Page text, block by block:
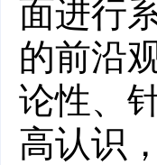
面进行
的前沿
论性、
高认识